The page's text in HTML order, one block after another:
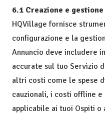
6.1 Creazione e
HQVillage fornisce
configurazione e la
Annuncio deve includere
accurate sul tuo Servizio
altri costi come le spese
cauzionali, i costi offline
applicabile ai tuoi Ospiti o